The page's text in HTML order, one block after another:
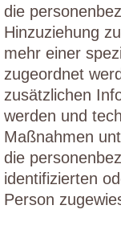
die
Hinzuziehung
mehr einer
zugeordnet
zusätzlichen
werden und
Maßnahmen
die
identifizierten
Person